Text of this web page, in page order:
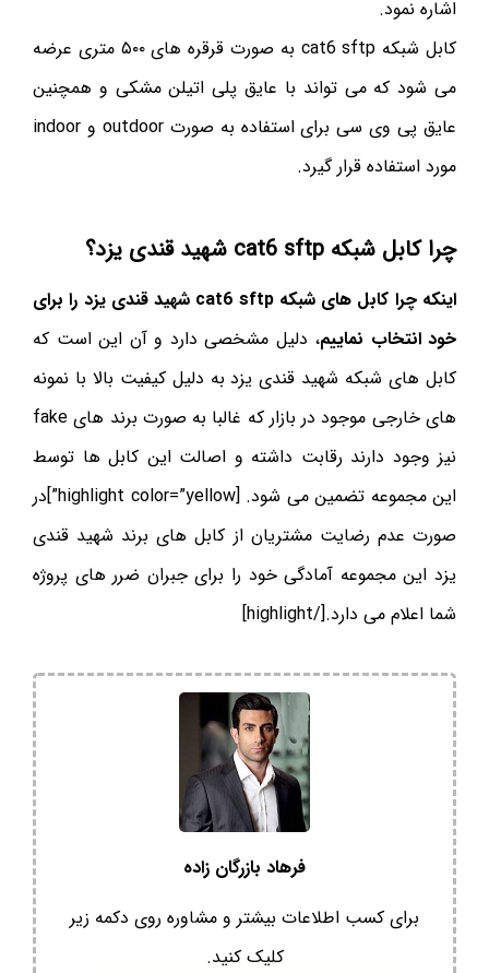
اشاره نمود.
کابل شبکه cat6 sftp به صورت قرقره های ۵۰۰ متری عرضه
می شود که می تواند با عایق پلی اتیلن مشکی و همچنین
عایق پی وی سی برای استفاده به صورت outdoor و indoor
مورد استفاده قرار گیرد.
چرا کابل شبکه cat6 sftp شهید قندی یزد؟
اینکه چرا کابل های شبکه cat6 sftp شهید قندی یزد را برای
خود انتخاب نماییم، دلیل مشخصی دارد و آن این است که
کابل های شبکه شهید قندی یزد به دلیل کیفیت بالا با نمونه
های خارجی موجود در بازار که غالبا به صورت برند های fake
نیز وجود دارند رقابت داشته و اصالت این کابل ها توسط
این مجموعه تضمین می شود. [highlight color=”yellow”]در
صورت عدم رضایت مشتریان از کابل های برند شهید قندی
یزد این مجموعه آمادگی خود را برای جبران ضرر های پروژه
شما اعلام می دارد.[/highlight]
فرهاد بازرگان زاده
برای کسب اطلاعات بیشتر و مشاوره روی دکمه زیر
کلیک کنید.